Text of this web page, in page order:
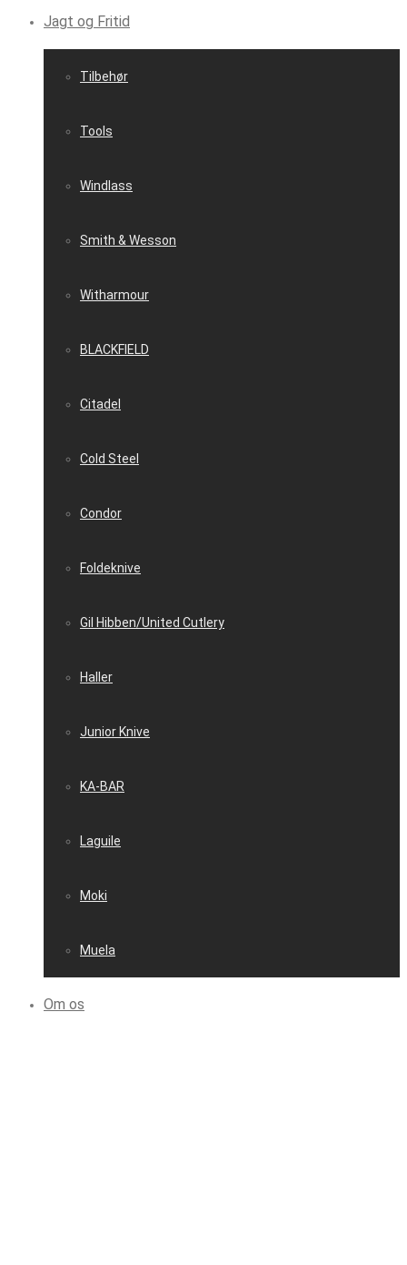
Jagt og Fritid
Tilbehør
Tools
Windlass
Smith & Wesson
Witharmour
BLACKFIELD
Citadel
Cold Steel
Condor
Foldeknive
Gil Hibben/United Cutlery
Haller
Junior Knive
KA-BAR
Laguile
Moki
Muela
Om os